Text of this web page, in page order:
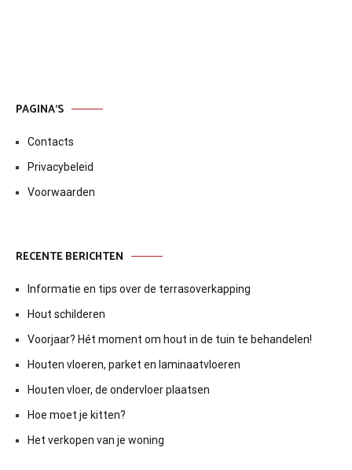
PAGINA’S
Contacts
Privacybeleid
Voorwaarden
RECENTE BERICHTEN
Informatie en tips over de terrasoverkapping
Hout schilderen
Voorjaar? Hét moment om hout in de tuin te behandelen!
Houten vloeren, parket en laminaatvloeren
Houten vloer, de ondervloer plaatsen
Hoe moet je kitten?
Het verkopen van je woning